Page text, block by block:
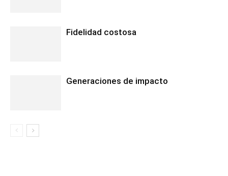
Fidelidad costosa
Generaciones de impacto